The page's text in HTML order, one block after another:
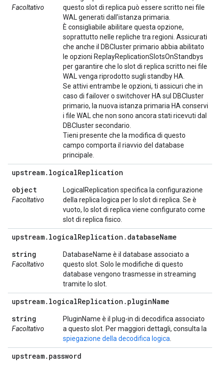
Facoltativo
questo slot di replica può essere scritto nei file
WAL generati dall'istanza primaria.
È consigliabile abilitare questa opzione,
soprattutto nelle repliche tra regioni. Assicurati
che anche il DBCluster primario abbia abilitato
le opzioni ReplayReplicationSlotsOnStandbys
per garantire che lo slot di replica scritto nei file
WAL venga riprodotto sugli standby HA.
Se attivi entrambe le opzioni, ti assicuri che in
caso di failover o switchover HA sul DBCluster
primario, la nuova istanza primaria HA conservi
i file WAL che non sono ancora stati ricevuti dal
DBCluster secondario.
Tieni presente che la modifica di questo
campo comporta il riavvio del database
principale.
upstream. logicalReplication
object
Facoltativo
LogicalReplication specifica la configurazione
della replica logica per lo slot di replica. Se è
vuoto, lo slot di replica viene configurato come
slot di replica fisico.
upstream. logicalReplication . databaseName
string
Facoltativo
DatabaseName è il database associato a
questo slot. Solo le modifiche di questo
database vengono trasmesse in streaming
tramite lo slot.
upstream. logicalReplication . pluginName
string
Facoltativo
PluginName è il plug-in di decodifica associato
a questo slot. Per maggiori dettagli, consulta la
spiegazione della decodifica logica
upstream. password